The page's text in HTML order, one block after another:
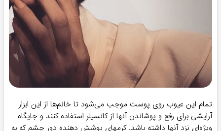
تمام این عیوب روی پوست موجب می‌شود تا خانم‌ها از این ابزار
آرایشی برای رفع و پوشاندن آنها از کانسیلر استفاده کنند و جایگاه
ویژه‌ای نزد آنها داشته باشد. کرمهای پوشش دهنده دور چشم که به